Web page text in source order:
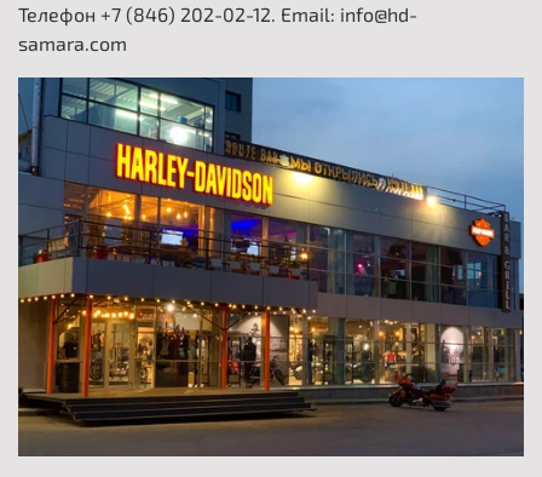
Телефон +7 (846) 202-02-12. Email: info@hd-
samara.com